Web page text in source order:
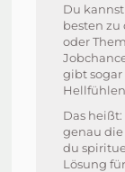
Du
besten zu
oder
gibt
Das
genau die
du
Lösung